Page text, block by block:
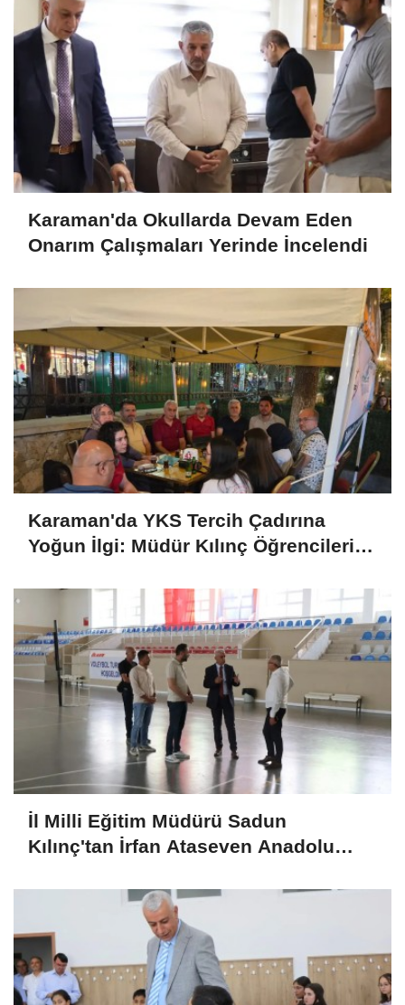
Karaman'da Okullarda Devam Eden
Onarım Çalışmaları Yerinde İncelendi
Karaman'da YKS Tercih Çadırına
Yoğun İlgi: Müdür Kılınç Öğrencileri
İl Milli Eğitim Müdürü Sadun
Kılınç'tan İrfan Ataseven Anadolu